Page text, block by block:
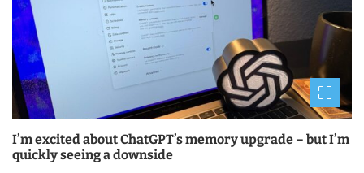
I’m excited about ChatGPT’s memory upgrade – but I’m
quickly seeing a downside